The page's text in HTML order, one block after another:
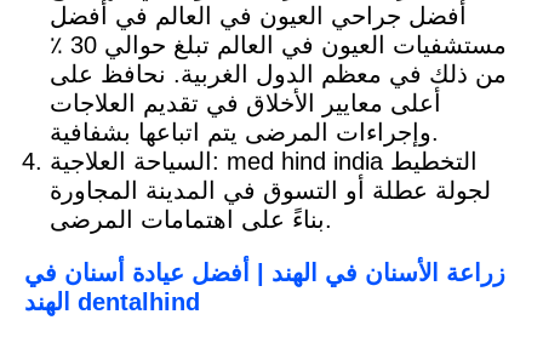
أفضل جراحي العيون في العالم في أفضل
مستشفيات العيون في العالم تبلغ حوالي 30 ٪
من ذلك في معظم الدول الغربية. نحافظ على
أعلى معايير الأخلاق في تقديم العلاجات
وإجراءات المرضى يتم اتباعها بشفافية.
السياحة العلاجية: med hind india التخطيط
لجولة عطلة أو التسوق في المدينة المجاورة
بناءً على اهتمامات المرضى.
زراعة الأسنان في الهند | أفضل عيادة أسنان في
الهند dentalhind